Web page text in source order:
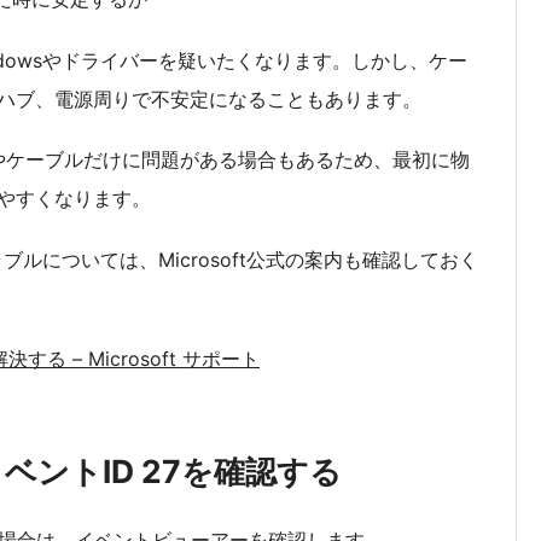
やドライバーを疑いたくなります。しかし、ケー
、電源周りで不安定になることもあります。
ーブルだけに問題がある場合もあるため、最初に物
くなります。
ルについては、Microsoft公式の案内も確認しておく
する – Microsoft サポート
ントID 27を確認する